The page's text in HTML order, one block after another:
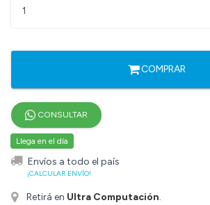
COMPRAR
CONSULTAR
Llega en el día
Envíos a todo el país
¡CALCULAR ENVÍO!
Retirá en Ultra Computación.